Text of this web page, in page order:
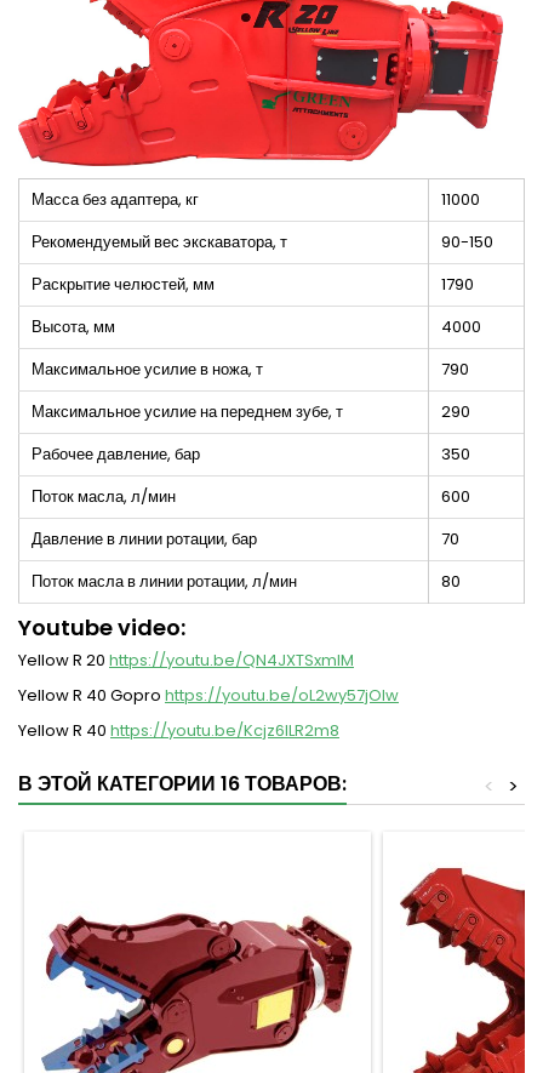
Масса без адаптера, кг
11000
Рекомендуемый вес экскаватора, т
90-150
Раскрытие челюстей, мм
1790
Высота, мм
4000
Максимальное усилие в ножа, т
790
Максимальное усилие на переднем зубе, т
290
Рабочее давление, бар
350
Поток масла, л/мин
600
Давление в линии ротации, бар
70
Поток масла в линии ротации, л/мин
80
Youtube video:
Yellow R 20 https://youtu.be/QN4JXTSxmlM
Yellow R 40 Gopro https://youtu.be/oL2wy57jOIw
Yellow R 40 https://youtu.be/Kcjz6ILR2m8
В ЭТОЙ КАТЕГОРИИ 16 ТОВАРОВ: >
<